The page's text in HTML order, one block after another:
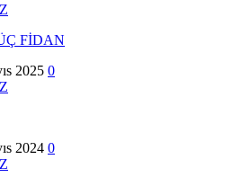
FİDAN
2025 0
2024 0